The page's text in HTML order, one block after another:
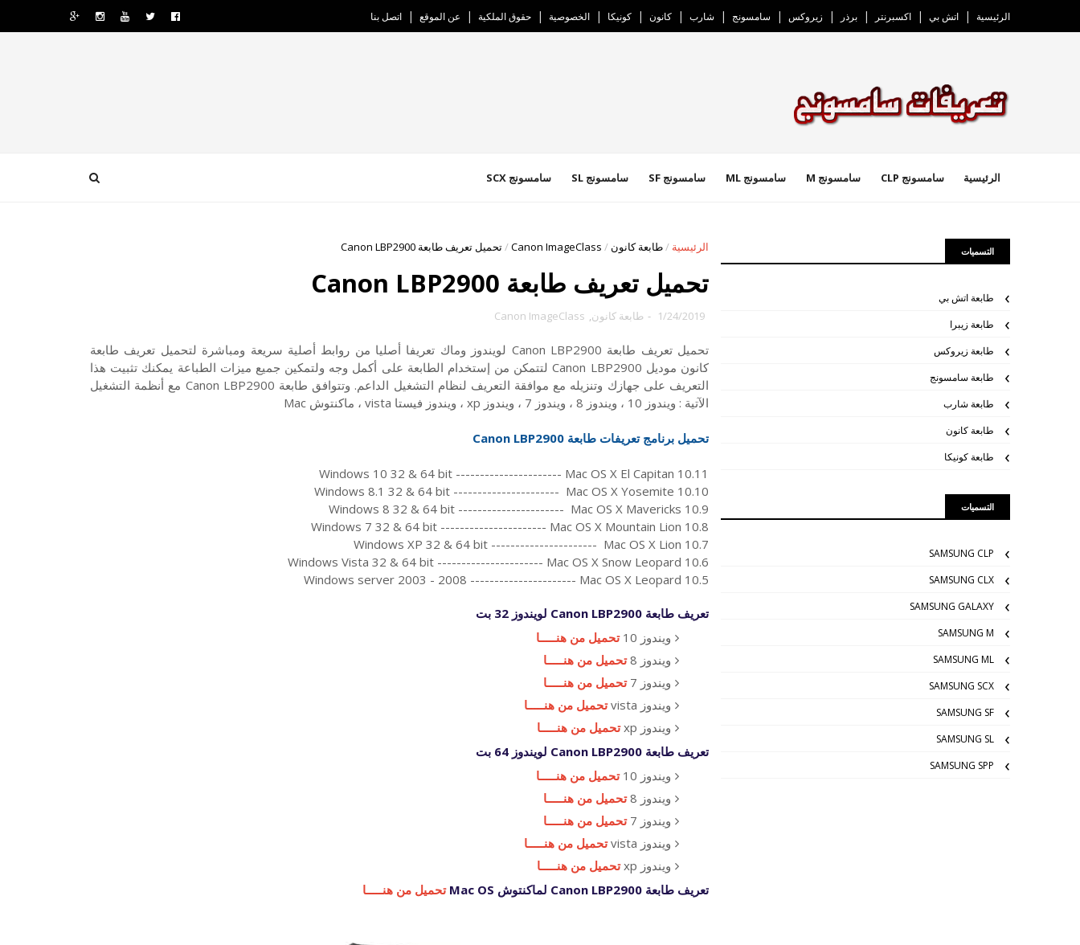
الرئيسية اتش بي اكسبرنتر برذر زيروكس سامسونج شارب كانون كونيكا الخصوصية حقوق الملكية عن الموقع اتصل بنا
الرئيسية سامسونج CLP سامسونج M سامسونج ML سامسونج SF سامسونج SL سامسونج SCX
الرئيسية /طابعة كانون /
Canon ImageClass
/تحميل تعريف طابعة Canon LBP2900
تحميل تعريف طابعة Canon LBP2900
1/24/2019
- طابعة كانون,
Canon ImageClass
تحميل تعريف طابعة Canon LBP2900 لويندوز وماك تعريفا أصليا من روابط أصلية سريعة ومباشرة لتحميل تعريف طابعة
كانون موديل Canon LBP2900 لتتمكن من إستخدام الطابعة على أكمل وجه ولتمكين جميع ميزات الطباعة يمكنك تثبيت هذا
التعريف على جهازك وتنزيله مع موافقة التعريف لنظام التشغيل الداعم. وتتوافق طابعة Canon LBP2900 مع أنظمة التشغيل
الآتية : ويندوز 10 ، ويندوز 8 ، ويندوز 7 ، ويندوز xp ، ويندوز فيستا vista ، ماكنتوش Mac
تحميل برنامج تعريفات طابعة Canon LBP2900
Windows 10 32 & 64 bit ---------------------- Mac OS X El Capitan 10.11
Windows 8.1 32 & 64 bit ---------------------- Mac OS X Yosemite 10.10
Windows 8 32 & 64 bit ---------------------- Mac OS X Mavericks 10.9
Windows 7 32 & 64 bit ---------------------- Mac OS X Mountain Lion 10.8
Windows XP 32 & 64 bit ---------------------- Mac OS X Lion 10.7
Windows Vista 32 & 64 bit ---------------------- Mac OS X Snow Leopard 10.6
Windows server 2003 - 2008 ---------------------- Mac OS X Leopard 10.5
تعريف طابعة Canon LBP2900 لويندوز 32 بت
ويندوز 10
تحميل من هنـــــا
ويندوز 8
تحميل من هنـــــا
ويندوز 7
تحميل من هنـــــا
ويندوز vista
تحميل من هنـــــا
ويندوز xp
تحميل من هنـــــا
تعريف طابعة Canon LBP2900 لويندوز 64 بت
ويندوز 10
تحميل من هنـــــا
ويندوز 8
تحميل من هنـــــا
ويندوز 7
تحميل من هنـــــا
ويندوز vista
تحميل من هنـــــا
ويندوز xp
تحميل من هنـــــا
تعريف طابعة Canon LBP2900 لماكنتوش Mac OS
تحميل من هنـــــا
التسميات
طابعة اتش بي
طابعة زيبرا
طابعة زيروكس
طابعة سامسونج
طابعة شارب
طابعة كانون
طابعة كونيكا
التسميات
SAMSUNG CLP
SAMSUNG CLX
SAMSUNG GALAXY
SAMSUNG M
SAMSUNG ML
SAMSUNG SCX
SAMSUNG SF
SAMSUNG SL
SAMSUNG SPP